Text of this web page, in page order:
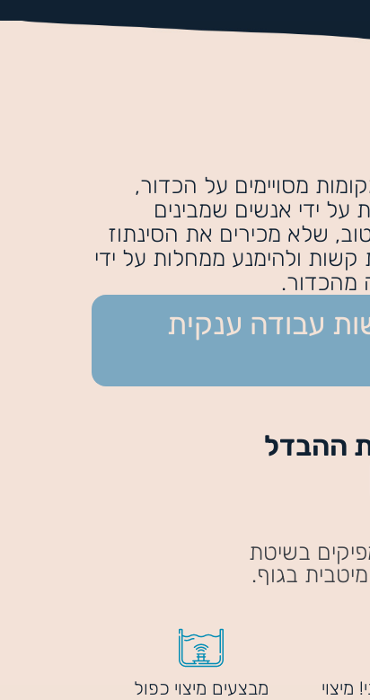
מסויימים על הכדור,
ידי אנשים שמבינים
שלא מכירים את הסינתוז
ולהימנע ממחלות על ידי
מהכדור.
עבודה ענקית
בשיטת
בגוף.
מיצוי
מבצעים מיצוי כפול